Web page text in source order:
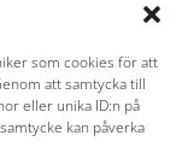
som cookies för att
att samtycka till
eller unika ID:n på
kan påverka
for